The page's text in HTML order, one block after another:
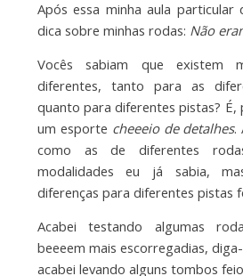
Após essa minha aula particular
dica sobre minhas rodas: Não
Vocês sabiam que existem
diferentes, tanto para as
quanto para diferentes pistas? É,
um esporte cheeeio de detalhes.
como as de diferentes
modalidades eu já sabia,
diferenças para diferentes pistas
Acabei testando algumas
beeeem mais escorregadias,
acabei levando alguns tombos